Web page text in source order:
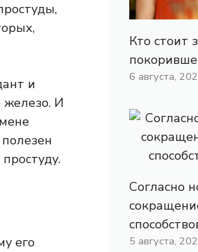
и
железо. И
его
Кто стоит
6 августа,
Согласно
5 августа,